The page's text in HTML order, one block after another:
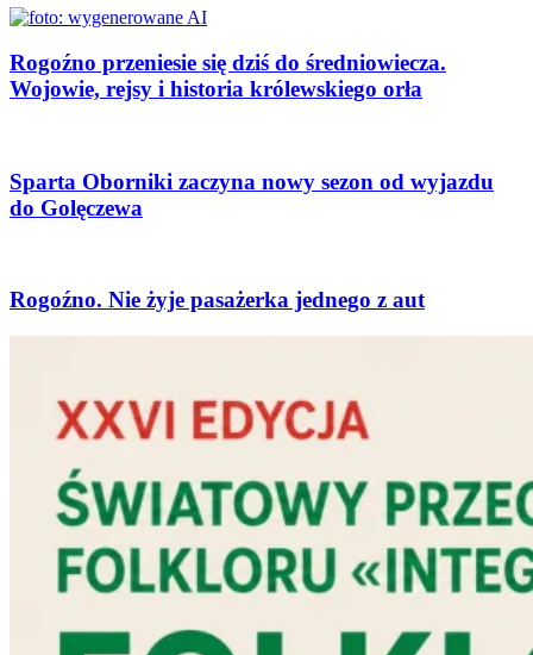
Rogoźno przeniesie się dziś do średniowiecza.
Wojowie, rejsy i historia królewskiego orła
Sparta Oborniki zaczyna nowy sezon od wyjazdu
do Golęczewa
Rogoźno. Nie żyje pasażerka jednego z aut